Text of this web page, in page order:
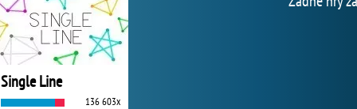
Single Line
136 603x